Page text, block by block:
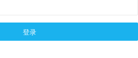
登录